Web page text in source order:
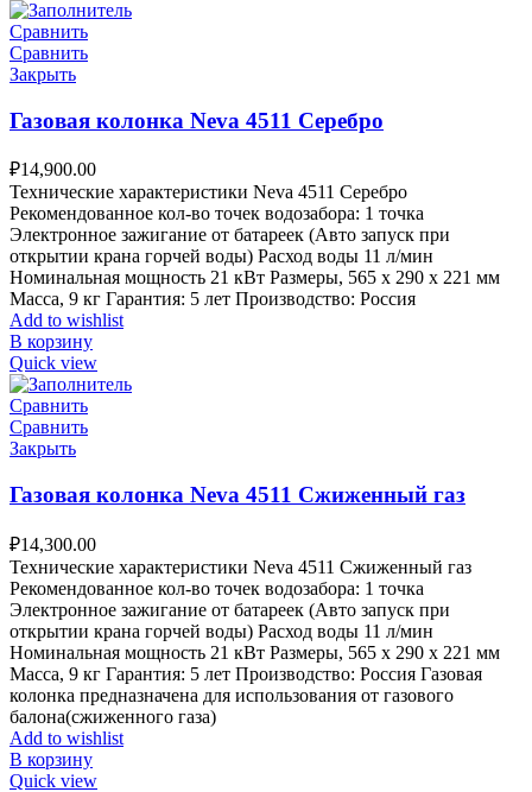
Сравнить
Сравнить
Закрыть
Газовая колонка Neva 4511 Серебро
₽14,900.00
Технические характеристики Neva 4511 Серебро
Рекомендованное кол-во точек водозабора: 1 точка
Электронное зажигание от батареек (Авто запуск при
открытии крана горчей воды) Расход воды 11 л/мин
Номинальная мощность 21 кВт Размеры, 565 х 290 х 221 мм
Масса, 9 кг Гарантия: 5 лет Производство: Россия
Add to wishlist
В корзину
Quick view
Сравнить
Сравнить
Закрыть
Газовая колонка Neva 4511 Сжиженный газ
₽14,300.00
Технические характеристики Neva 4511 Сжиженный газ
Рекомендованное кол-во точек водозабора: 1 точка
Электронное зажигание от батареек (Авто запуск при
открытии крана горчей воды) Расход воды 11 л/мин
Номинальная мощность 21 кВт Размеры, 565 х 290 х 221 мм
Масса, 9 кг Гарантия: 5 лет Производство: Россия Газовая
колонка предназначена для использования от газового
балона(сжиженного газа)
Add to wishlist
В корзину
Quick view